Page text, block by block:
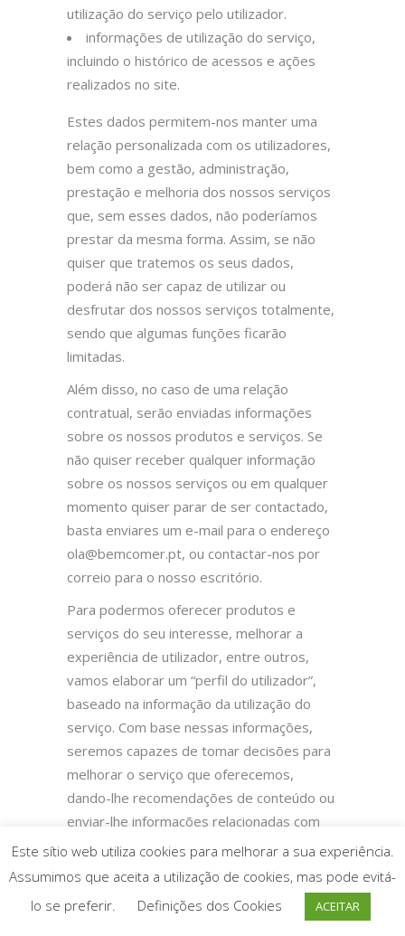
utilização do serviço pelo utilizador.
informações de utilização do serviço,
incluindo o histórico de acessos e ações
realizados no site.
Estes dados permitem-nos manter uma
relação personalizada com os utilizadores,
bem como a gestão, administração,
prestação e melhoria dos nossos serviços
que, sem esses dados, não poderíamos
prestar da mesma forma. Assim, se não
quiser que tratemos os seus dados,
poderá não ser capaz de utilizar ou
desfrutar dos nossos serviços totalmente,
sendo que algumas funções ficarão
limitadas.
Além disso, no caso de uma relação
contratual, serão enviadas informações
sobre os nossos produtos e serviços. Se
não quiser receber qualquer informação
sobre os nossos serviços ou em qualquer
momento quiser parar de ser contactado,
basta enviares um e-mail para o endereço
ola@bemcomer.pt, ou contactar-nos por
correio para o nosso escritório.
Para podermos oferecer produtos e
serviços do seu interesse, melhorar a
experiência de utilizador, entre outros,
vamos elaborar um “perfil do utilizador”,
baseado na informação da utilização do
serviço. Com base nessas informações,
seremos capazes de tomar decisões para
melhorar o serviço que oferecemos,
dando-lhe recomendações de conteúdo ou
enviar-lhe informações relacionadas com
os seus interesses. Poderá impedir esse
tratamento automatizado na secção do teu
Os dispositivos que utiliza para se conectar
Bem Comer pretende contribuir para uma
alimentação infantil equilibrada e segue as
orientação da Organização Mundial de
Saúde, mas não pretende de forma alguma
substituir o aconselhamento por parte dos
profissionais de saúde que seguem cada
Ligações Importantes
Política de Privacidade
Termos e Condições
Facebook
Este sítio web utiliza cookies para melhorar a sua experiência.
Assumimos que aceita a utilização de cookies, mas pode evitá-
lo se preferir.
Definições dos Cookies ACEITAR